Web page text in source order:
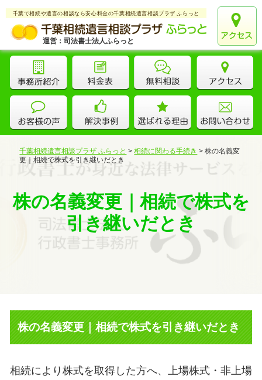
千葉で相続や遺言の相談なら安心料金の千葉相続遺言相談プラザ ふらっと
運営：司法書士法人ふらっと
千葉相続遺言相談プラザ ふらっと >相続に関わる手続き >株の名義変
更｜相続で株式を引き継いだとき
株の名義変更｜相続で株式を
引き継いだとき
株の名義変更｜相続で株式を引き継いだとき
相続により株式を取得した方へ、上場株式・非上場